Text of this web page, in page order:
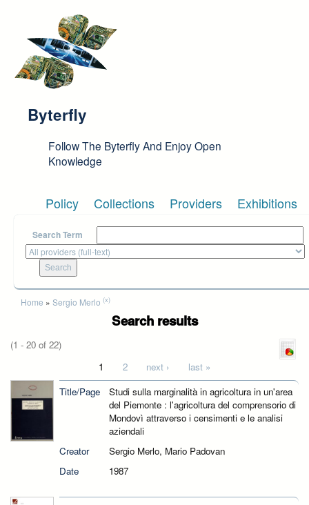
Byterfly
Follow The Byterfly And Enjoy Open
Knowledge
Policy Collections Providers Exhibitions
Search Term
You are here
Home » Sergio Merlo (x)
Search results
(1 - 20 of 22)
1 2 next ›
last »
Title/Page
Studi sulla marginalità in agricoltura in un'area
del Piemonte : l'agricoltura del comprensorio di
Mondovì attraverso i censimenti e le analisi
aziendali
Creator
Sergio Merlo, Mario Padovan
Date
1987